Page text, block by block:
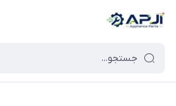
قطعات یدکی و جانبی لوازم خانگی جهان ایران